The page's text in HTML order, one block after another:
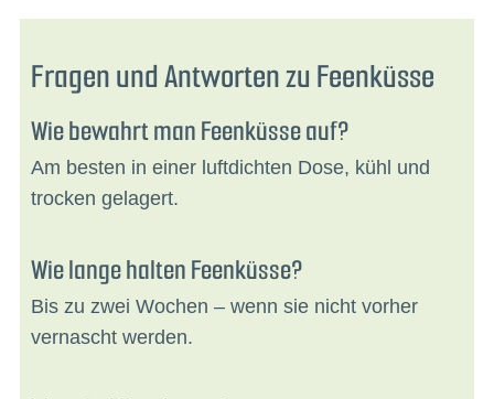
Fragen und Antworten zu Feenküsse
Wie bewahrt man Feenküsse auf?
Am besten in einer luftdichten Dose, kühl und
trocken gelagert.
Wie lange halten Feenküsse?
Bis zu zwei Wochen – wenn sie nicht vorher
vernascht werden.